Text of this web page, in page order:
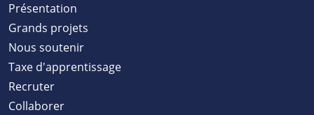
Présentation
Grands projets
Nous soutenir
Taxe d'apprentissage
Recruter
Collaborer